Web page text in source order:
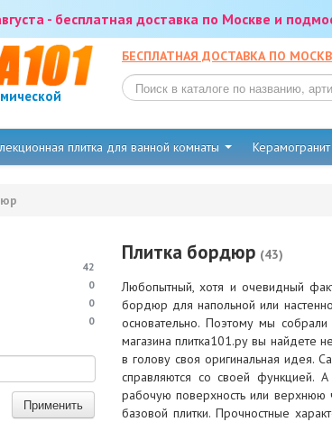
- бесплатная доставка по Москве и
БЕСПЛАТНАЯ ДОСТАВКА ПО
плитка для ванной комнаты Керамогранит
42
0
0
0
Применить
Плитка бордюр (43)
Любопытный, хотя и очевидный
бордюр для напольной или
основательно. Поэтому мы
магазина плитка101.ру вы найдете
в голову своя оригинальная идея.
справляются со своей функцией. А
рабочую поверхность или верхнюю
базовой плитки. Прочностные